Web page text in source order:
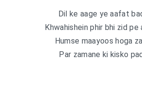
Dil ke aage ye aafat
Khwahishein phir bhi zid pe
Humse maayoos hoga
Par zamane ki kisko